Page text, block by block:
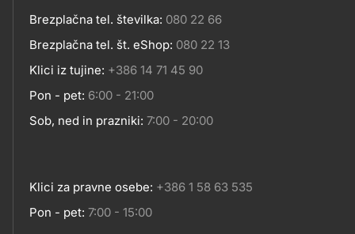
Kontakt
Brezplačna tel. številka: 080 22 66
Brezplačna tel. št. eShop: 080 22 13
Klici iz tujine: +386 14 71 45 90
Pon - pet: 6:00 - 21:00
Sob, ned in prazniki: 7:00 - 20:00
Klici za pravne osebe: +386 1 58 63 535
Pon - pet: 7:00 - 15:00